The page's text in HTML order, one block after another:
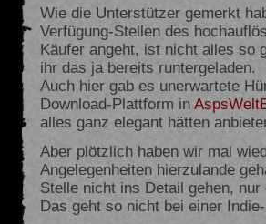
Wie die Unterstützer gemerkt
Verfügung-Stellen des
Käufer angeht, ist nicht alles so
ihr das ja bereits runtergeladen.
Auch hier gab es unerwartete
Download-Plattform in
alles ganz elegant hätten
Aber plötzlich haben wir mal
Angelegenheiten hierzulande
Stelle nicht ins Detail gehen,
Das geht so nicht bei einer